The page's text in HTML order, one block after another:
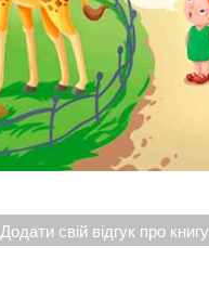
Додати свій відгук про книгу